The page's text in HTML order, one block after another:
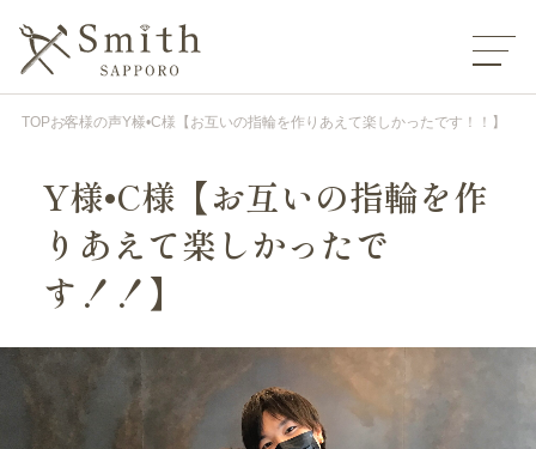
TOPお客様の声Y様•C様【お互いの指輪を作りあえて楽しかったです！！】
Y様•C様【お互いの指輪を作
りあえて楽しかったで
す！！】